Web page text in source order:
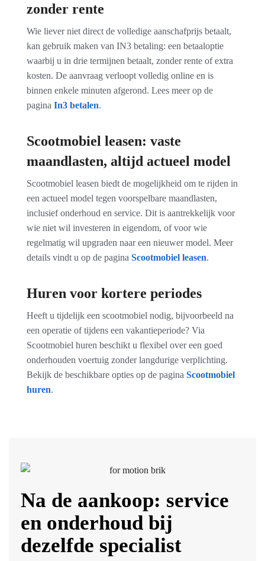
zonder rente
Wie liever niet direct de volledige aanschafprijs betaalt,
kan gebruik maken van IN3 betaling: een betaaloptie
waarbij u in drie termijnen betaalt, zonder rente of extra
kosten. De aanvraag verloopt volledig online en is
binnen enkele minuten afgerond. Lees meer op de
pagina In3 betalen.
Scootmobiel leasen: vaste
maandlasten, altijd actueel model
Scootmobiel leasen biedt de mogelijkheid om te rijden in
een actueel model tegen voorspelbare maandlasten,
inclusief onderhoud en service. Dit is aantrekkelijk voor
wie niet wil investeren in eigendom, of voor wie
regelmatig wil upgraden naar een nieuwer model. Meer
details vindt u op de pagina Scootmobiel leasen.
Huren voor kortere periodes
Heeft u tijdelijk een scootmobiel nodig, bijvoorbeeld na
een operatie of tijdens een vakantieperiode? Via
Scootmobiel huren beschikt u flexibel over een goed
onderhouden voertuig zonder langdurige verplichting.
Bekijk de beschikbare opties op de pagina Scootmobiel
huren.
Na de aankoop: service
en onderhoud bij
dezelfde specialist